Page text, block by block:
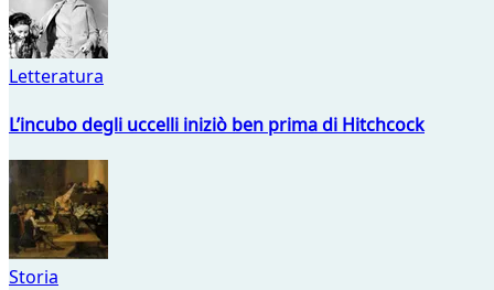
Letteratura
L’incubo degli uccelli iniziò ben prima di Hitchcock
Storia